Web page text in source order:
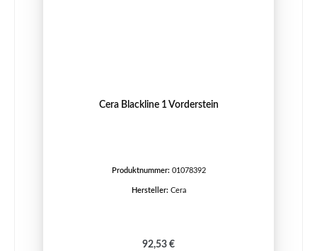
Cera Blackline 1 Vorderstein
Produktnummer: 01078392
Hersteller: Cera
Regulärer Preis:
92,53 €